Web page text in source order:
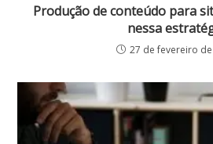
Produção de conteúdo para
nessa
27 de fevereiro